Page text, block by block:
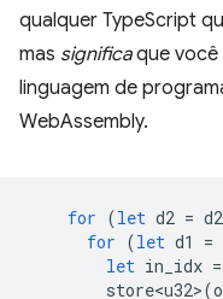
qualquer TypeScript
mas significaque você
linguagem de
WebAssembly.
for (let d2 =
for (let d1 =
let in_idx =
store<u32>(